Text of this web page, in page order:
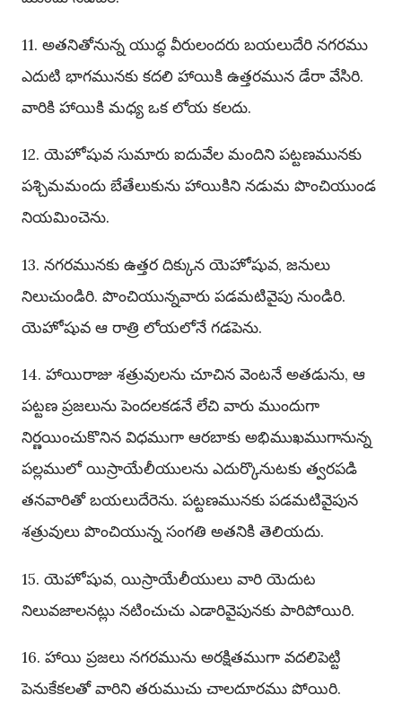
11. అతనితోనున్న యుద్ధ వీరులందరు బయలుదేరి నగరము
ఎదుటి భాగమునకు కదలి హాయికి ఉత్తరమున డేరా వేసిరి.
వారికి హాయికి మధ్య ఒక లోయ కలదు.
12. యెహోషువ సుమారు ఐదువేల మందిని పట్టణమునకు
పశ్చిమమందు బేతేలుకును హాయికిని నడుమ పొంచియుండ
నియమించెను.
13. నగరమునకు ఉత్తర దిక్కున యెహోషువ, జనులు
నిలుచుండిరి. పొంచియున్నవారు పడమటివైపు నుండిరి.
యెహోషువ ఆ రాత్రి లోయలోనే గడపెను.
14. హాయిరాజు శత్రువులను చూచిన వెంటనే అతడును, ఆ
పట్టణ ప్రజలును పెందలకడనే లేచి వారు ముందుగా
నిర్ణయించుకొనిన విధముగా ఆరబాకు అభిముఖముగానున్న
పల్లములో యిస్రాయేలీయులను ఎదుర్కొనుటకు త్వరపడి
తనవారితో బయలుదేరెను. పట్టణమునకు పడమటివైపున
శత్రువులు పొంచియున్న సంగతి అతనికి తెలియదు.
15. యెహోషువ, యిస్రాయేలీయులు వారి యెదుట
నిలువజాలనట్లు నటించుచు ఎడారివైపునకు పారిపోయిరి.
16. హాయి ప్రజలు నగరమును అరక్షితముగా వదలిపెట్టి
పెనుకేకలతో వారిని తరుముచు చాలదూరము పోయిరి.